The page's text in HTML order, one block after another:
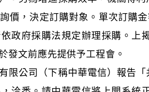
價，決定訂購對象。單次訂購
政府採購法規定辦理採購。上
發文前應先提供予工程會。
限公司（下稱中華電信）報告